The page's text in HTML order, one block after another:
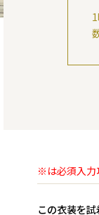
※は必須入力
この衣装を試